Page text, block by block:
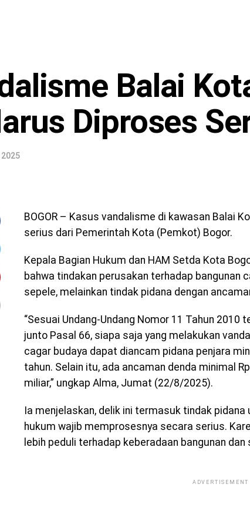
Balai
Diproses
BOGOR – Kasus vandalisme di kawasan Balai
serius dari Pemerintah Kota (Pemkot) Bogor.
Kepala Bagian Hukum dan HAM Setda Kota
bahwa tindakan perusakan terhadap bangunan
sepele, melainkan tindak pidana dengan
“Sesuai Undang-Undang Nomor 11 Tahun 2010
junto Pasal 66, siapa saja yang melakukan
cagar budaya dapat diancam pidana penjara
tahun. Selain itu, ada ancaman denda minimal
miliar,” ungkap Alma, Jumat (22/8/2025).
Ia menjelaskan, delik ini termasuk tindak
hukum wajib memprosesnya secara serius.
lebih peduli terhadap keberadaan bangunan
ADVERTISEMENT